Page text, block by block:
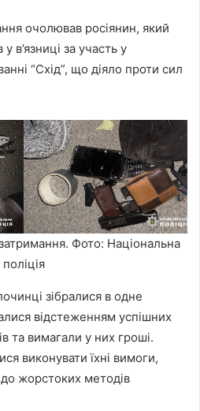
очолював росіянин, який
у в’язниці за участь у
“Схід”, що діяло проти сил
Фото: Національна
поліція
зібралися в одне
відстеженням успішних
та вимагали у них гроші.
виконувати їхні вимоги,
жорстоких методів